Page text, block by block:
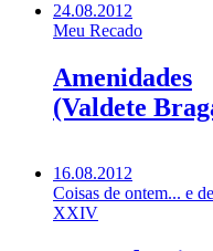
24.08.2012
Meu Recado
Amenidades
(Valdete
16.08.2012
Coisas de ontem... e
XXIV